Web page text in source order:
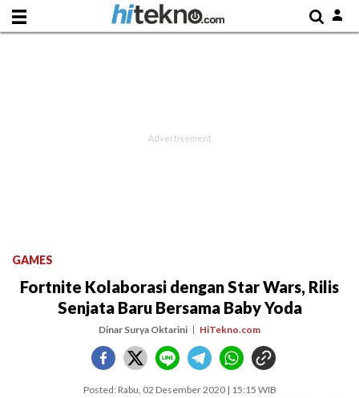
GAMES
Fortnite Kolaborasi dengan Star Wars, Rilis
Senjata Baru Bersama Baby Yoda
Dinar Surya Oktarini HiTekno.com
Posted: Rabu, 02 Desember 2020 | 15:15 WIB